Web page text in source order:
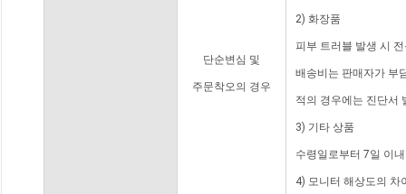
단순변심 및
주문착오의 경우
2) 화장품
피부 트러블 발생 시
배송비는 판매자가 부
적의 경우에는 진단서
3) 기타 상품
수령일로부터 7일 이
4) 모니터 해상도의 차